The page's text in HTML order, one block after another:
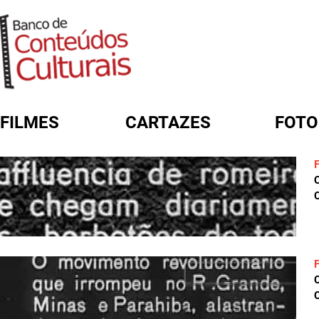
FILMES CARTAZES
FORMULÁRIO DE BUSCA